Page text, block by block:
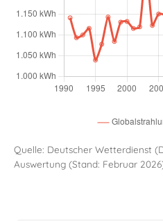
Quelle: Deutscher Wetterdienst
Auswertung (Stand: Februar